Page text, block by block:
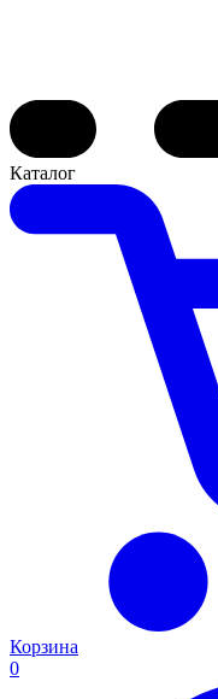
Каталог
Корзина
0